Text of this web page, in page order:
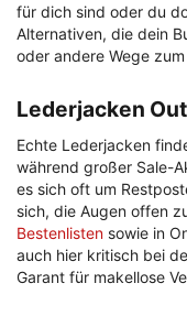
für dich sind oder du
Alternativen, die dein
oder andere Wege
Lederjacken
Echte Lederjacken
während großer Sale-
es sich oft um
sich, die Augen offen
Bestenlisten sowie in
auch hier kritisch bei
Garant für makellose